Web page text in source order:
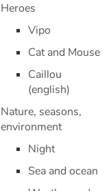
Heroes
Vipo
Cat and Mouse
Caillou
(english)
Nature, seasons,
environment
Night
Sea and ocean